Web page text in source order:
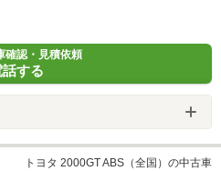
確認・見積依頼
話する
トヨタ 2000GT ABS（全国）の中古車